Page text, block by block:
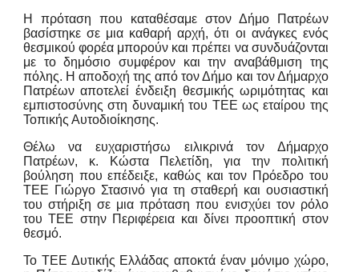
Η πρόταση που καταθέσαμε στον Δήμο Πατρέων
βασίστηκε σε μια καθαρή αρχή, ότι οι ανάγκες ενός
θεσμικού φορέα μπορούν και πρέπει να συνδυάζονται
με το δημόσιο συμφέρον και την αναβάθμιση της
πόλης. Η αποδοχή της από τον Δήμο και τον Δήμαρχο
Πατρέων αποτελεί ένδειξη θεσμικής ωριμότητας και
εμπιστοσύνης στη δυναμική του ΤΕΕ ως εταίρου της
Τοπικής Αυτοδιοίκησης.
Θέλω να ευχαριστήσω ειλικρινά τον Δήμαρχο
Πατρέων, κ. Κώστα Πελετίδη, για την πολιτική
βούληση που επέδειξε, καθώς και τον Πρόεδρο του
ΤΕΕ Γιώργο Στασινό για τη σταθερή και ουσιαστική
του στήριξη σε μια πρόταση που ενισχύει τον ρόλο
του ΤΕΕ στην Περιφέρεια και δίνει προοπτική στον
θεσμό.
Το ΤΕΕ Δυτικής Ελλάδας αποκτά έναν μόνιμο χώρο,